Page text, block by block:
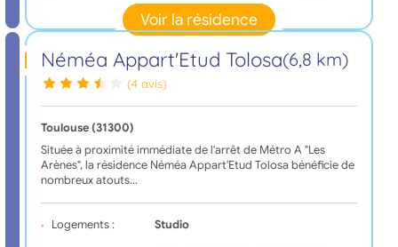
Voir la résidence
Néméa Appart'Etud Tolosa(6,8 km)
(4 avis)
Toulouse (31300)
Située à proximité immédiate de l'arrêt de Métro A "Les
Arènes", la résidence Néméa Appart'Etud Tolosa bénéficie de
nombreux atouts…
Logements : Studio